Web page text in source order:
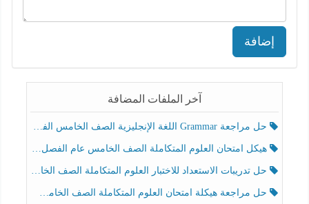
إضافة
آخر الملفات المضافة
حل مراجعة Grammar اللغة الإنجليزية الصف الخامس الفصل الثالث
هيكل امتحان العلوم المتكاملة الصف الخامس عام الفصل الدراسي الثالث 2025-2026
حل تدريبات الاستعداد للاختبار العلوم المتكاملة الصف الخامس عام الفصل الثالث
حل مراجعة هيكلة امتحان العلوم المتكاملة الصف الخامس انسبير الفصل الثالث